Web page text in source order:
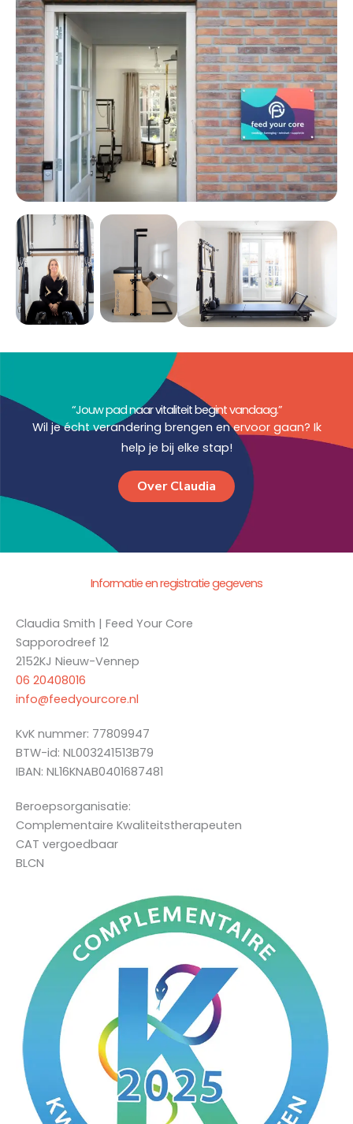
“Jouw pad naar vitaliteit begint vandaag.”
Wil je écht verandering brengen en ervoor gaan? Ik
help je bij elke stap!
Over Claudia
Informatie en registratie gegevens
Claudia Smith | Feed Your Core
Sapporodreef 12
2152KJ Nieuw-Vennep
06 20408016
info@feedyourcore.nl
KvK nummer: 77809947
BTW-id: NL003241513B79
IBAN: NL16KNAB0401687481
Beroepsorganisatie:
Complementaire Kwaliteitstherapeuten
CAT vergoedbaar
BLCN